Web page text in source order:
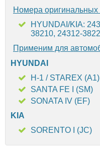
Номера оригинальных
HYUNDAI/KIA:
38210, 24312-
Применим для
HYUNDAI
H-1 / STAREX (A1)
SANTA FE I (SM)
SONATA IV (EF)
KIA
SORENTO I (JC)